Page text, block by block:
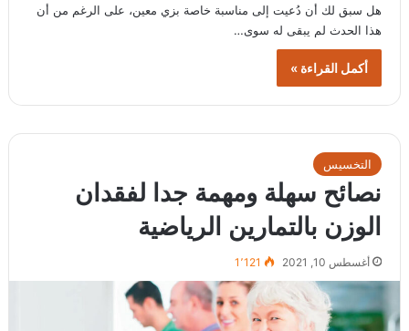
هل سبق لك أن دُعيت إلى مناسبة خاصة بزي معين، على الرغم من أن
هذا الحدث لم يبقى له سوى…
أكمل القراءة »
التخسيس
نصائح سهلة ومهمة جدا لفقدان
الوزن بالتمارين الرياضية
أغسطس 10, 2021 1٬121